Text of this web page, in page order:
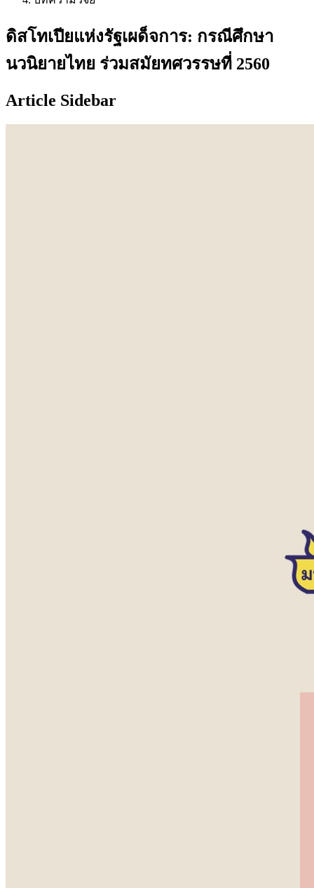
ดิสโทเปียแห่งรัฐเผด็จการ: กรณีศึกษา
นวนิยายไทย ร่วมสมัยทศวรรษที่ 2560
Article Sidebar